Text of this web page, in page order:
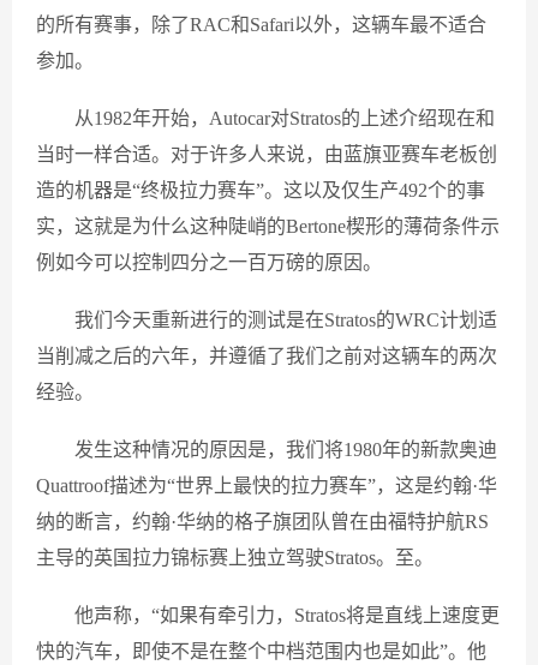
的所有赛事，除了RAC和Safari以外，这辆车最不适合
参加。
从1982年开始，Autocar对Stratos的上述介绍现在和
当时一样合适。对于许多人来说，由蓝旗亚赛车老板创
造的机器是“终极拉力赛车”。这以及仅生产492个的事
实，这就是为什么这种陡峭的Bertone楔形的薄荷条件示
例如今可以控制四分之一百万磅的原因。
我们今天重新进行的测试是在Stratos的WRC计划适
当削​​减之后的六年，并遵循了我们之前对这辆车的两次
经验。
发生这种情况的原因是，我们将1980年的新款奥迪
Quattroof描述为“世界上最快的拉力赛车”，这是约翰·华
纳的断言，约翰·华纳的格子旗团队曾在由福特护航RS
主导的英国拉力锦标赛上独立驾驶Stratos。至。
他声称，“如果有牵引力，Stratos将是直线上速度更
快的汽车，即使不是在整个中档范围内也是如此”。他